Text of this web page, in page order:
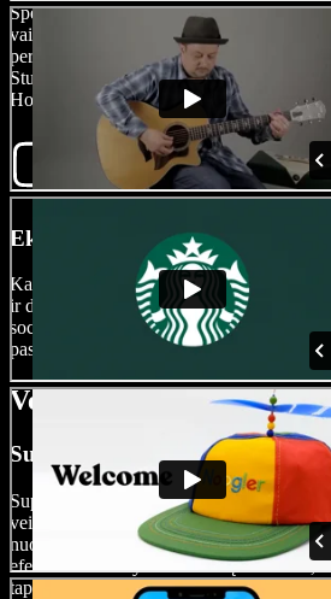
Speechify Studio vaizdo redagavimo
vaizdo įrašus ir kurti įspūdingas veiksmo
perėjimų iki sprogstančių lipdukų ir
Studio suteikia visas priemones,
Holivudo lygio.
Eksportuokite savo filmą
Kai jūsų veiksmo šedevras bus
ir dalinkitės su visu pasauliu. Nesvarbu,
socialiniuose tinkluose, ar siekiate kino
pasirūpins, kad jūsų kino vizija būtų
Veiksmo filmų tipai
Superherojų veiksmo filmai
Superherojų veiksmo hitai dažniausiai
veikėjus, turinčius nepaprastų galių, kurie
nuo galingų blogiečių. Šie filmai stebina
efektais ir intensyviomis kovų scenomis,
tapatybės bei gėrio ir blogio kovos temas.